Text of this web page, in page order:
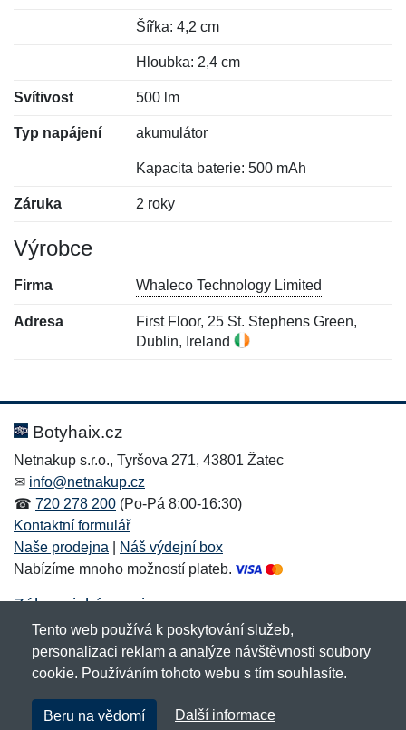
Šířka: 4,2 cm
Hloubka: 2,4 cm
Svítivost 500 lm
Typ napájení akumulátor
Kapacita baterie: 500 mAh
Záruka 2 roky
Výrobce
Firma Whaleco Technology Limited
Adresa
First Floor, 25 St. Stephens Green,
Dublin, Ireland
Hodnocení:
Jméno: *
Zpráva*
Jméno:
E-mail:*
Botyhaix.cz
Netnakup s.r.o., Tyršova 271, 43801 Žatec
✉ info@netnakup.cz
☎ 720 278 200 (Po-Pá 8:00-16:30)
Kontaktní formulář
Naše prodejna
Náš výdejní box
Nabízíme mnoho možností plateb.
Zákaznický servis
Novinky emailem
Copyright © 2007-2026 (19 let s vámi)Netnakup.cz
Tento web používá k poskytování služeb,
personalizaci reklam a analýze návštěvnosti soubory
cookie. Používáním tohoto webu s tím souhlasíte.
Beru na vědomí Další informace